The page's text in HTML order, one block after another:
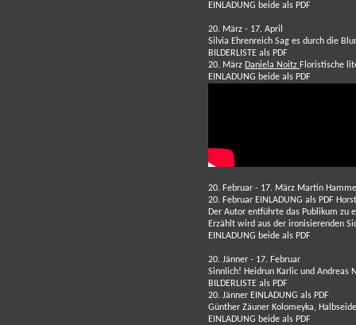
EINLADUNG beide als PDF
20. März - 17. April
Silvia Ehrenreich Sag es durch die
BILDERLISTE als PDF
20. März Daniela Noitz Floristische
EINLADUNG beide als PDF
20. Februar - 17. März Martin
20. Februar EINLADUNG als PDF
Der Autor entführte das Publikum zu
Erzählt wird aus der ironisierenden
EINLADUNG beide als PDF
20. Jänner - 17. Februar
Sinnlich! Heidrun Karlic und Andreas
BILDERLISTE als PDF
20. Jänner EINLADUNG als PDF
Günther Zäuner Kolomeyka,
EINLADUNG beide als PDF